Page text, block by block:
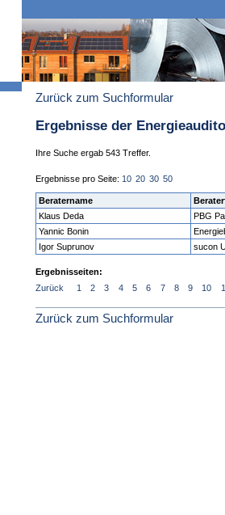
Zurück zum Suchformular
Ergebnisse der
Ihre Suche ergab 543 Treffer.
Ergebnisse pro Seite: 10 20 30 50
Beratername
Klaus Deda
PBG
Yannic Bonin
Igor Suprunov
sucon
Ergebnisseiten:
Zurück
1 2 3 4 5 6 7 8 9 10
Zurück zum Suchformular